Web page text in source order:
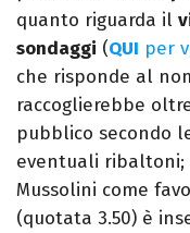
quanto riguarda il
sondaggi (QUI per
che risponde al
raccoglierebbe
pubblico secondo
eventuali ribaltoni;
Mussolini come
(quotata 3.50) è